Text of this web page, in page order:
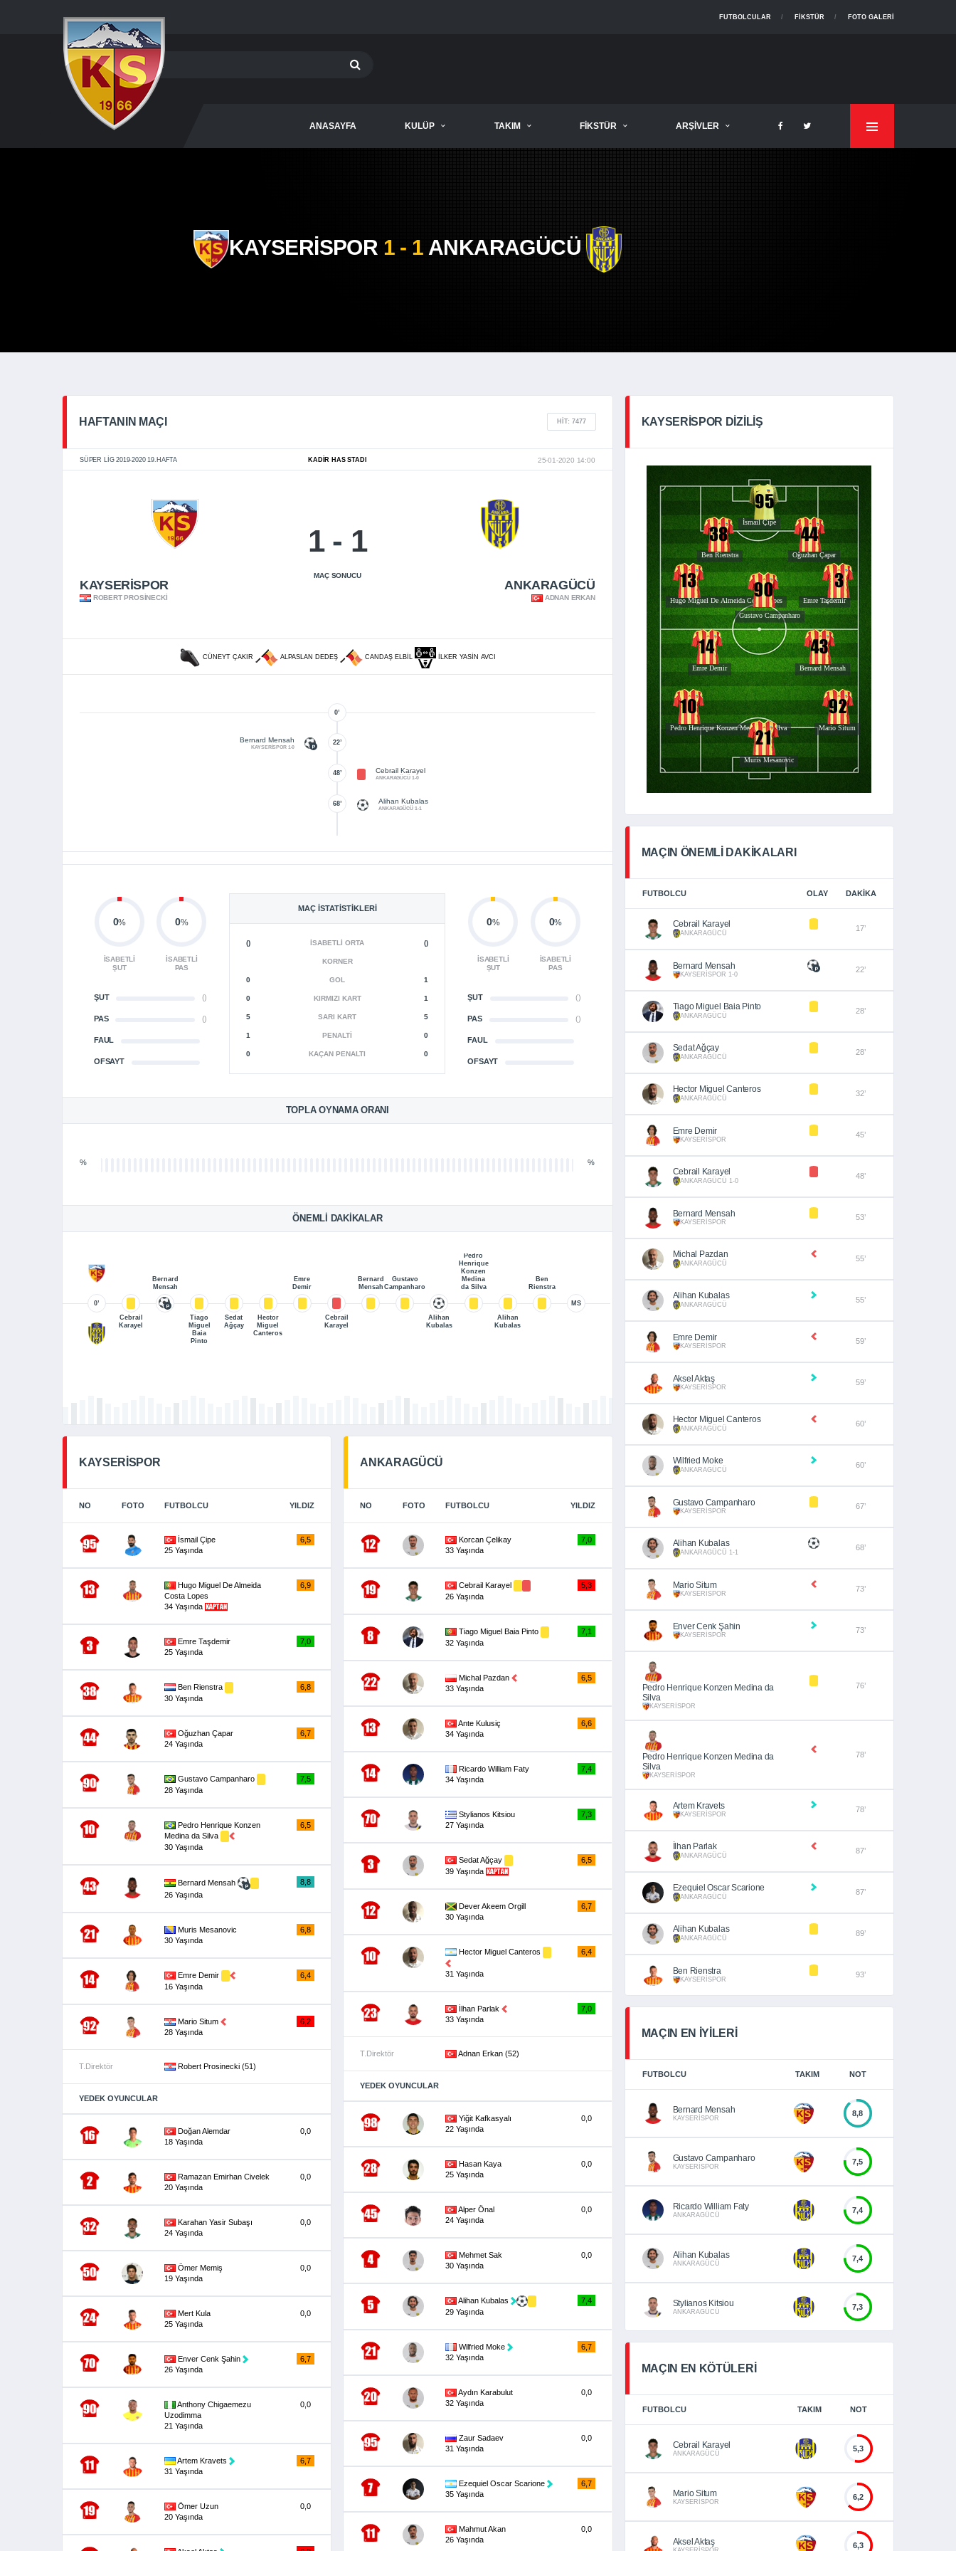
FOTO GALERI
FIKSTÜR
FUTBOLCULAR
ANASAYFA KULÜP TAKIM FIKSTÜR ARŞIVLER
KAYSERİSPOR 1 - 1 ANKARAGÜCÜ
HAFTANIN MAÇI HIT: 7477
SÜPER LIG 2019-2020 19.HAFTA KADIR HAS STADI 25-01-2020 14:00
KAYSERİSPOR
ROBERT PROSINECKI
1 - 1
MAÇ SONUCU
ANKARAGÜCÜ
ADNAN ERKAN
CÜNEYT ÇAKIR ALPASLAN DEDEŞ CANDAŞ ELBIL İLKER YASIN AVCI
0’
Bernard Mensah
KAYSERİSPOR 1-0
22’
48’ Cebrail Karayel
ANKARAGÜCÜ 1-0
68’ Alihan Kubalas
ANKARAGÜCÜ 1-1
MAÇ İSTATISTIKLERI
() İSABETLI ORTA ()
KORNER
0 GOL 1
0 KIRMIZI KART 1
5 SARI KART 5
1 PENALTI 0
0 KAÇAN PENALTI 0
0%
İSABETLI
ŞUT
0%
İSABETLI
PAS
ŞUT ()
PAS ()
FAUL
OFSAYT
0%
İSABETLI
ŞUT
0%
İSABETLI
PAS
ŞUT ()
PAS ()
FAUL
OFSAYT
TOPLA OYNAMA ORANI
% %
ÖNEMLI DAKIKALAR
0’
Cebrail
Karayel
Bernard
Mensah
Tiago
Miguel
Baia
Pinto
Sedat
Ağçay
Hector
Miguel
Canteros
Emre
Demir
Cebrail
Karayel
Bernard
Mensah
Gustavo
Campanharo
Alihan
Kubalas
Pedro
Henrique
Konzen
Medina
da Silva
Alihan
Kubalas
Ben
Rienstra
MS
KAYSERİSPOR
NO FOTO FUTBOLCU YILDIZ
İsmail Çipe
25 Yaşında
6,5
Hugo Miguel De Almeida
Costa Lopes
34 Yaşında
6,9
Emre Taşdemir
25 Yaşında
7,0
Ben Rienstra
30 Yaşında
6,8
Oğuzhan Çapar
24 Yaşında
6,7
Gustavo Campanharo
28 Yaşında
7,5
Pedro Henrique Konzen
Medina da Silva
30 Yaşında
6,5
Bernard Mensah
26 Yaşında
8,8
Muris Mesanovic
30 Yaşında
6,8
Emre Demir
16 Yaşında
6,4
Mario Situm
28 Yaşında
6,2
T.Direktör Robert Prosinecki (51)
YEDEK OYUNCULAR
Doğan Alemdar
18 Yaşında
0,0
Ramazan Emirhan Civelek
20 Yaşında
0,0
Karahan Yasir Subaşı
24 Yaşında
0,0
Ömer Memiş
19 Yaşında
0,0
Mert Kula
25 Yaşında
0,0
Enver Cenk Şahin
26 Yaşında
6,7
Anthony Chigaemezu
Uzodimma
21 Yaşında
0,0
Artem Kravets
31 Yaşında
6,7
Ömer Uzun
20 Yaşında
0,0
ANKARAGÜCÜ
NO FOTO FUTBOLCU YILDIZ
Korcan Çelikay
33 Yaşında
7,0
Cebrail Karayel
26 Yaşında
5,3
Tiago Miguel Baia Pinto
32 Yaşında
7,1
Michal Pazdan
33 Yaşında
6,5
Ante Kulusiç
34 Yaşında
6,6
Ricardo William Faty
34 Yaşında
7,4
Stylianos Kitsiou
27 Yaşında
7,3
Sedat Ağçay
39 Yaşında
6,5
Dever Akeem Orgill
30 Yaşında
6,7
Hector Miguel Canteros
31 Yaşında
6,4
İlhan Parlak
33 Yaşında
7,0
T.Direktör Adnan Erkan (52)
YEDEK OYUNCULAR
Yiğit Kafkasyalı
22 Yaşında
0,0
Hasan Kaya
25 Yaşında
0,0
Alper Önal
24 Yaşında
0,0
Mehmet Sak
30 Yaşında
0,0
Alihan Kubalas
29 Yaşında
7,4
Wilfried Moke
32 Yaşında
6,7
Aydın Karabulut
32 Yaşında
0,0
Zaur Sadaev
31 Yaşında
0,0
Ezequiel Oscar Scarione
35 Yaşında
6,7
Mahmut Akan
26 Yaşında
0,0
KAYSERISPOR DIZILIŞ
MAÇIN ÖNEMLİ DAKİKALARI
FUTBOLCU OLAY DAKIKA
Cebrail Karayel
ANKARAGÜCÜ
17’
Bernard Mensah
KAYSERİSPOR 1-0
22’
Tiago Miguel Baia Pinto
ANKARAGÜCÜ
28’
Sedat Ağçay
ANKARAGÜCÜ
28’
Hector Miguel Canteros
ANKARAGÜCÜ
32’
Emre Demir
KAYSERİSPOR
45’
Cebrail Karayel
ANKARAGÜCÜ 1-0
48’
Bernard Mensah
KAYSERİSPOR
53’
Michal Pazdan
ANKARAGÜCÜ
55’
Alihan Kubalas
ANKARAGÜCÜ
55’
Emre Demir
KAYSERİSPOR
59’
Aksel Aktaş
KAYSERİSPOR
59’
Hector Miguel Canteros
ANKARAGÜCÜ
60’
Wilfried Moke
ANKARAGÜCÜ
60’
Gustavo Campanharo
KAYSERİSPOR
67’
Alihan Kubalas
ANKARAGÜCÜ 1-1
68’
Mario Situm
KAYSERİSPOR
73’
Enver Cenk Şahin
KAYSERİSPOR
73’
Pedro Henrique Konzen Medina da
Silva
KAYSERİSPOR
76’
Pedro Henrique Konzen Medina da
Silva
KAYSERİSPOR
78’
Artem Kravets
KAYSERİSPOR
78’
İlhan Parlak
ANKARAGÜCÜ
87’
Ezequiel Oscar Scarione
ANKARAGÜCÜ
87’
Alihan Kubalas
ANKARAGÜCÜ
89’
Ben Rienstra
KAYSERİSPOR
93’
MAÇIN EN İYİLERİ
FUTBOLCU TAKIM NOT
Bernard Mensah
KAYSERİSPOR
8,8
Gustavo Campanharo
KAYSERİSPOR
7,5
Ricardo William Faty
ANKARAGÜCÜ
7,4
Alihan Kubalas
ANKARAGÜCÜ
7,4
Stylianos Kitsiou
ANKARAGÜCÜ
7,3
MAÇIN EN KÖTÜLERİ
FUTBOLCU TAKIM NOT
Cebrail Karayel
ANKARAGÜCÜ
5,3
Mario Situm
KAYSERİSPOR
6,2
Aksel Aktaş 6,3